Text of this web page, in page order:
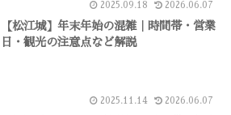
2025.09.18 2026.06.07
【松江城】年末年始の混雑｜時間帯・営業
日・観光の注意点など解説
2025.11.14 2026.06.07